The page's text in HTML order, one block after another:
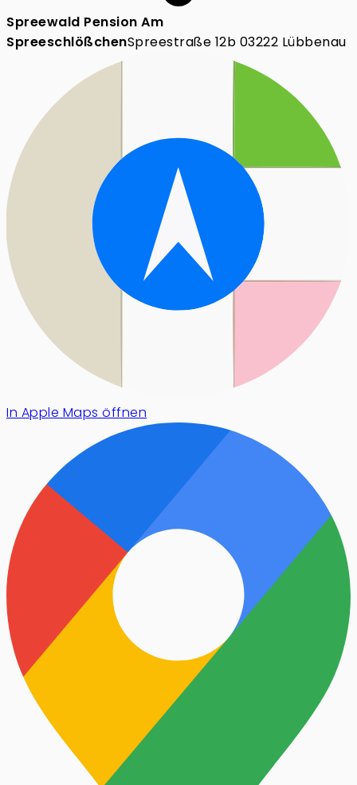
Spreewald Pension Am
SpreeschlößchenSpreestraße 12b 03222 Lübbenau
In Apple Maps öffnen